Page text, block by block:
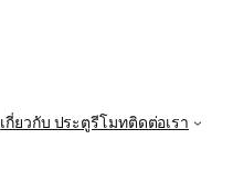
เกี่ยวกับ ประตูรีโมทติดต่อเรา